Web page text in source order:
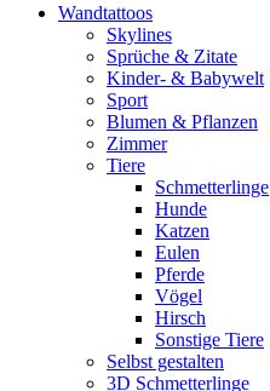
Wandtattoos
Skylines
Sprüche & Zitate
Kinder- & Babywelt
Sport
Blumen & Pflanzen
Zimmer
Tiere
Schmetterlinge
Hunde
Katzen
Eulen
Pferde
Vögel
Hirsch
Sonstige Tiere
Selbst gestalten
3D Schmetterlinge